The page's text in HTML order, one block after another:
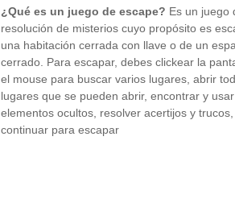
¿Qué es un juego de escape? Es un juego
resolución de misterios cuyo propósito es
una habitación cerrada con llave o de un
cerrado. Para escapar, debes clickear la
el mouse para buscar varios lugares, abrir
lugares que se pueden abrir, encontrar y usar
elementos ocultos, resolver acertijos y
continuar para escapar